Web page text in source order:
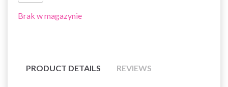
Brak w magazynie
PRODUCT DETAILS REVIEWS